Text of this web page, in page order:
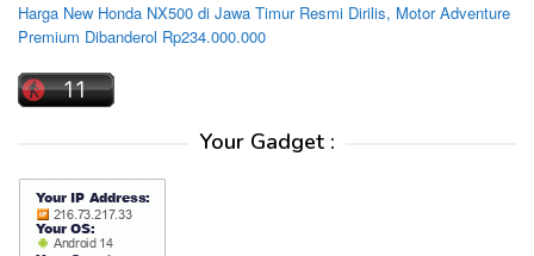
Harga New Honda NX500 di Jawa Timur Resmi Dirilis, Motor Adventure
Premium Dibanderol Rp234.000.000
Your Gadget :